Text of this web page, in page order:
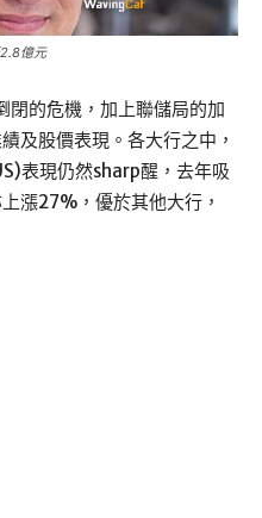
億元
的危機，加上聯儲局的加
及股價表現。各大行之中，
表現仍然sharp醒，去年吸
漲27%，優於其他大行，